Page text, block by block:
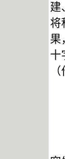
建
将
果
十